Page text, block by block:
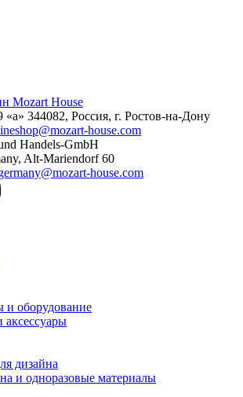
344082, Россия, г. Ростов-на-Дону
house.com
Handels-GmbH
Alt-Mariendorf 60
house.com
и оборудование
аксессуары
дизайна
и одноразовые материалы